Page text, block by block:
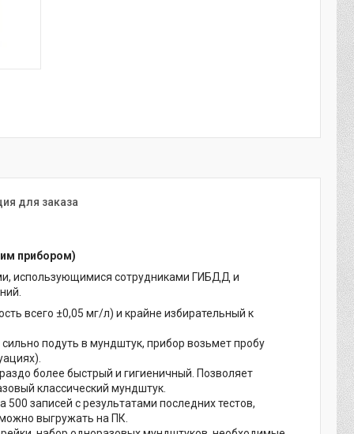
для заказа
прибором)
использующимися сотрудниками ГИБДД и
всего ±0,05 мг/л) и крайне избирательный к
подуть в мундштук, прибор возьмет пробу
более быстрый и гигиеничный. Позволяет
классический мундштук.
записей с результатами последних тестов,
выгружать на ПК.